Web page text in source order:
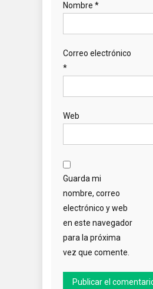
Nombre *
Correo electrónico
*
Web
Guarda mi
nombre, correo
electrónico y web
en este navegador
para la próxima
vez que comente.